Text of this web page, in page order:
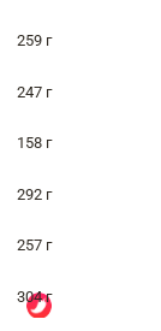
259 г
247 г
158 г
292 г
257 г
304 г